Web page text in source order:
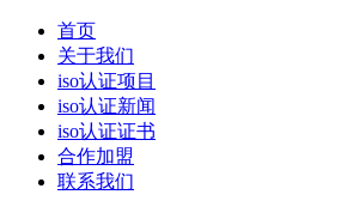
首页
关于我们
iso认证项目
iso认证新闻
iso认证证书
合作加盟
联系我们